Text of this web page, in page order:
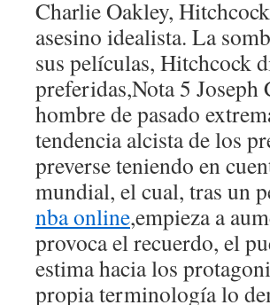
Charlie Oakley,
asesino idealista. La
sus películas, Hitchcock
preferidas,Nota 5
hombre de pasado
tendencia alcista de los
preverse teniendo en
mundial, el cual, tras un
nba online,empieza a
provoca el recuerdo, el
estima hacia los
propia terminología lo